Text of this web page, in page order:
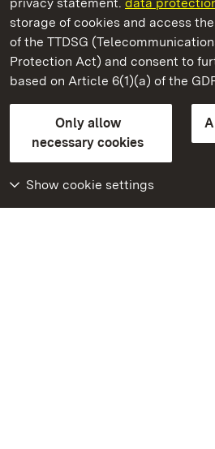
storage of cookies and access
of the TTDSG
Protection Act) and consent to
based on Article 6(1)(a) of the
Only allow
necessary cookies
Show cookie settings
Solitude Palace
State Palaces and Gardens of
FAQMasthead Data protection
Declaration on barrier-free access
BITV-konform (geprüfte Seiten)